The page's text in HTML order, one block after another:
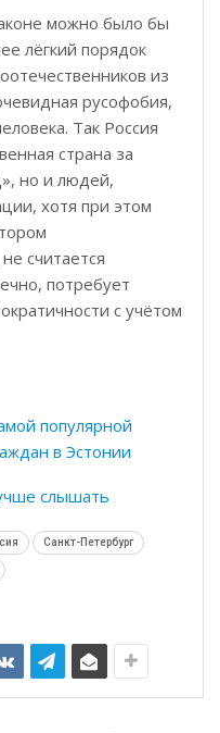
можно было бы
лёгкий порядок
из
русофобия,
Так Россия
страна за
но и людей,
хотя при этом
считается
потребует
с учётом
популярной
в Эстонии
слышать
Санкт-Петербург